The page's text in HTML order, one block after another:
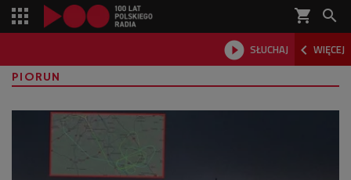
shopping_cart 
 SŁUCHAJ  WIĘCEJ

PIORUN